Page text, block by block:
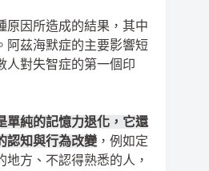
原因所造成的結果，其中
阿茲海默症的主要影響短
人對失智症的第一個印
單純的記憶力退化，它還
認知與行為改變 ，例如定
方、不認得熟悉的人，